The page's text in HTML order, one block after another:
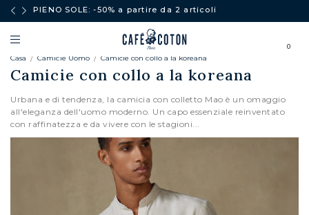
PIENO SOLE: -50% a partire da 2 articoli
0
Casa Camicie Uomo Camicie con collo a la koreana
Camicie con collo a la koreana
Urbana e di tendenza, la camicia con colletto Mao è un omaggio
all'eleganza dell'uomo moderno. Un capo essenziale reinventato
con raffinatezza e da vivere con le stagioni...